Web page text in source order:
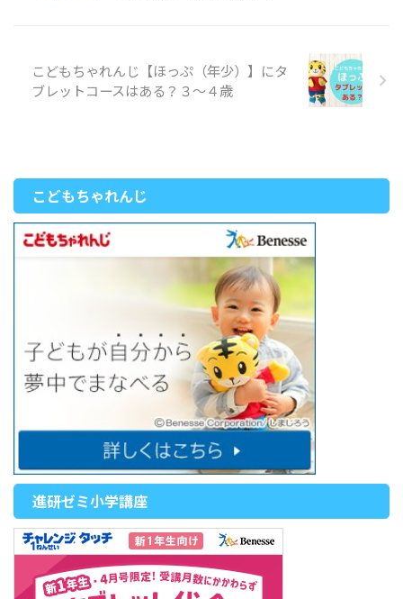
こどもちゃれんじ【ほっぷ（年少）】にタ
ブレットコースはある？３〜４歳
こどもちゃれんじ
進研ゼミ小学講座